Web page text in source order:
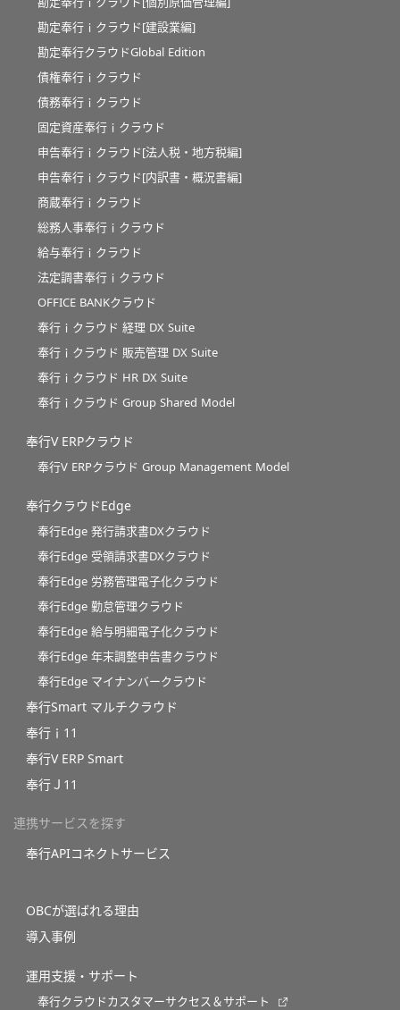
勘定奉行ｉクラウド[個別原価管理編]
勘定奉行ｉクラウド[建設業編]
勘定奉行クラウドGlobal Edition
債権奉行ｉクラウド
債務奉行ｉクラウド
固定資産奉行ｉクラウド
申告奉行ｉクラウド[法人税・地方税編]
申告奉行ｉクラウド[内訳書・概況書編]
商蔵奉行ｉクラウド
総務人事奉行ｉクラウド
給与奉行ｉクラウド
法定調書奉行ｉクラウド
OFFICE BANKクラウド
奉行ｉクラウド 経理 DX Suite
奉行ｉクラウド 販売管理 DX Suite
奉行ｉクラウド HR DX Suite
奉行ｉクラウド Group Shared Model
奉行V ERPクラウド
奉行V ERPクラウド Group Management Model
奉行クラウドEdge
奉行Edge 発行請求書DXクラウド
奉行Edge 受領請求書DXクラウド
奉行Edge 労務管理電子化クラウド
奉行Edge 勤怠管理クラウド
奉行Edge 給与明細電子化クラウド
奉行Edge 年末調整申告書クラウド
奉行Edge マイナンバークラウド
奉行Smart マルチクラウド
奉行ｉ11
奉行V ERP Smart
奉行Ｊ11
連携サービスを探す
奉行APIコネクトサービス
OBCが選ばれる理由
導入事例
運用支援・サポート
奉行クラウドカスタマーサクセス＆サポート